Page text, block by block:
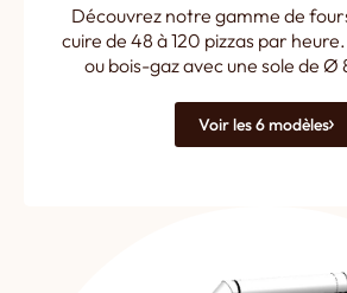
Découvrez notre gamme de
cuire de 48 à 120 pizzas par
ou bois-gaz avec une sole de Ø
Voir les 6 modèles